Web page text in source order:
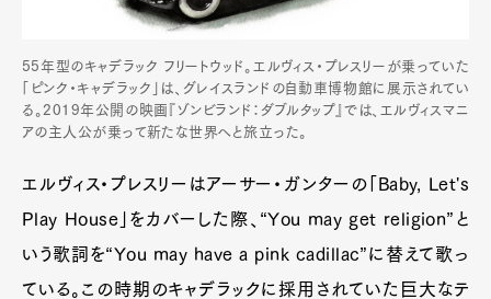
55年型のキャデラック フリートウッド。エルヴィス・プレスリーが乗っていた
「ピンク・キャデラック」は、グレイスランドの自動車博物館に展示されてい
る。2019年公開の映画『ゾンビランド：ダブルタップ』では、エルヴィスマニ
アの主人公が乗って新たな世界へと旅立った。
エルヴィス・プレスリーはアーサー・ガンターの「Baby, Let's
Play House」をカバーした際、“You may get religion”と
いう歌詞を“You may have a pink cadillac”に替えて歌っ
ている。この時期のキャデラックに採用されていた巨大なテ